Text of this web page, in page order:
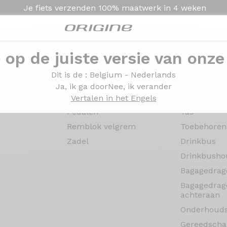
Je fiets verzenden 100% maatwerk in 4 weken
de juiste versie van
Dit is de : Belgium - Nederlands
Ja, ik ga doorNee, ik verander
Vertalen in het Engels
Onderdelen
Ketting
Zadelpen
Pedalen
Remblok velgrem
Zadel
Tas
Toebehoren
Drinkbus
achteraan